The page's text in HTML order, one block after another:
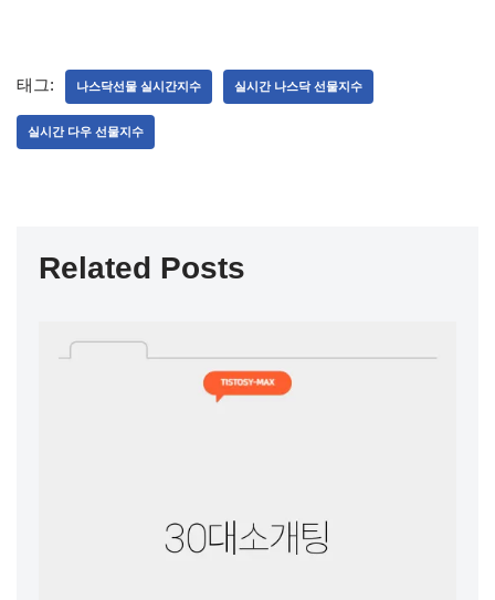
태그: 나스닥선물 실시간지수 실시간 나스닥 선물지수
실시간 다우 선물지수
Related Posts